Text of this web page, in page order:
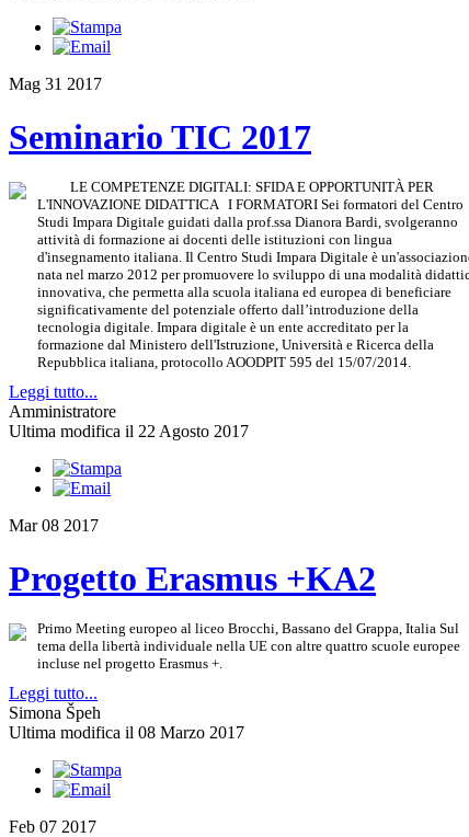
Mag 31 2017
Seminario TIC 2017
LE COMPETENZE DIGITALI: SFIDA E OPPORTUNITÀ PER
L'INNOVAZIONE DIDATTICA I FORMATORI Sei formatori del Centro
Studi Impara Digitale guidati dalla prof.ssa Dianora Bardi, svolgeranno
attività di formazione ai docenti delle istituzioni con lingua
d'insegnamento italiana. Il Centro Studi Impara Digitale è
nata nel marzo 2012 per promuovere lo sviluppo di una modalità
innovativa, che permetta alla scuola italiana ed europea di beneficiare
significativamente del potenziale offerto dall’introduzione della
tecnologia digitale. Impara digitale è un ente accreditato per la
formazione dal Ministero dell'Istruzione, Università e Ricerca della
Repubblica italiana, protocollo AOODPIT 595 del 15/07/2014.
Leggi tutto...
Amministratore
Ultima modifica il 22 Agosto 2017
Mar 08 2017
Progetto Erasmus +KA2
Primo Meeting europeo al liceo Brocchi, Bassano del Grappa, Italia Sul
tema della libertà individuale nella UE con altre quattro scuole europee
incluse nel progetto Erasmus +.
Leggi tutto...
Simona Špeh
Ultima modifica il 08 Marzo 2017
Feb 07 2017